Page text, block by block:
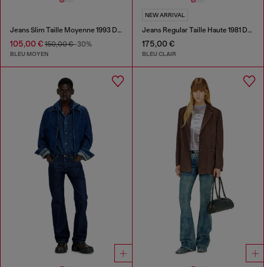
Jeans Slim Taille Moyenne 1993 D-Vyl
105,00 € 150,00 €-30%
BLEU MOYEN
NEW ARRIVAL
Jeans Regular Taille Haute 1981 D-Went
175,00 €
BLEU CLAIR